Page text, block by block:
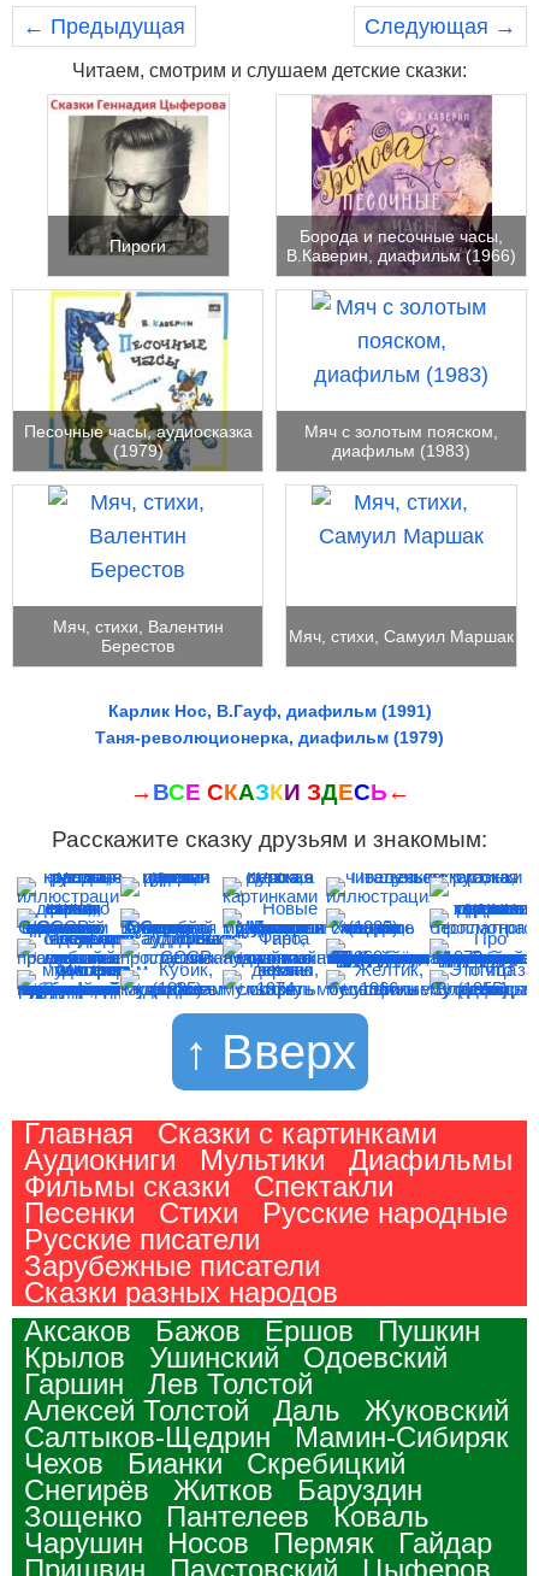
← Предыдущая Следующая →
Читаем, смотрим и слушаем детские сказки:
Пироги
Борода и песочные часы,
В.Каверин, диафильм (1966)
Песочные часы, аудиосказка
(1979)
Мяч с золотым пояском,
диафильм (1983)
Мяч, стихи, Валентин
Берестов
Мяч, стихи, Самуил Маршак
Карлик Нос, В.Гауф, диафильм (1991)
Таня-революционерка, диафильм (1979)
→ ВСЕ СКАЗКИ ЗДЕСЬ ←
Расскажите сказку друзьям и знакомым:
↑ Вверх
Главная
Сказки с картинками
Аудиокниги
Мультики
Диафильмы
Фильмы сказки
Спектакли
Песенки
Стихи
Русские народные
Русские писатели
Зарубежные писатели
Сказки разных народов
Аксаков
Бажов Ершов
Пушкин
Крылов
Ушинский
Одоевский
Гаршин
Лев Толстой
Алексей Толстой
Даль
Жуковский
Салтыков-Щедрин
Мамин-Сибиряк
Чехов
Бианки
Скребицкий
Снегирёв
Житков
Баруздин
Зощенко
Пантелеев
Коваль
Чарушин
Носов Пермяк
Гайдар